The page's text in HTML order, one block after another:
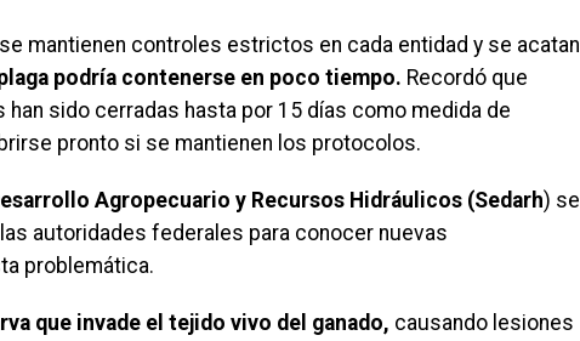
mantienen controles estrictos en cada entidad y se acatan
plaga podría contenerse en poco tiempo. Recordó que
sido cerradas hasta por 15 días como medida de
pronto si se mantienen los protocolos.
Agropecuario y Recursos Hidráulicos (Sedarh) se
autoridades federales para conocer nuevas
problemática.
que invade el tejido vivo del ganado, causando lesiones